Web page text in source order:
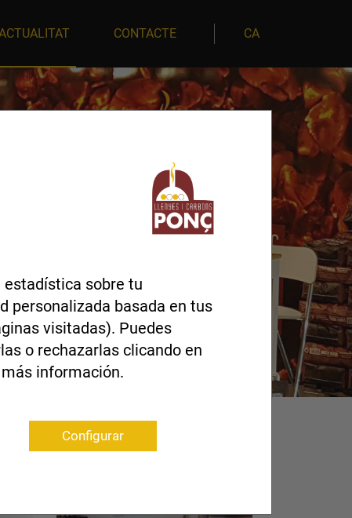
estadística sobre tu
personalizada basada en tus
visitadas). Puedes
o rechazarlas clicando en
información.
Configurar
CONTACTE CA